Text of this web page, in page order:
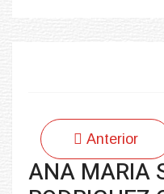
Anterior
ANA MARIA